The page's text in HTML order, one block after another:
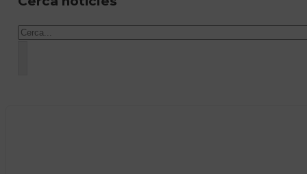
Cercar